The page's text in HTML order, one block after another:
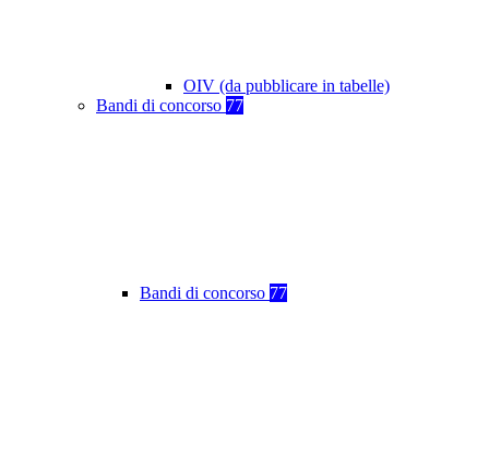
OIV (da pubblicare in tabelle)
Bandi di concorso 77
Bandi di concorso 77